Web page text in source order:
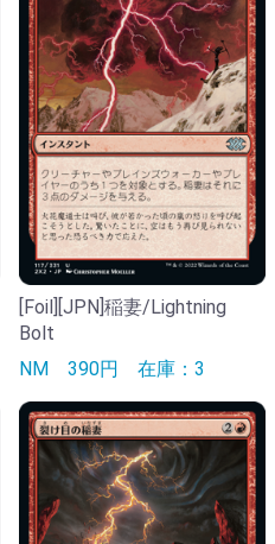
[Foil][JPN]稲妻/Lightning
Bolt
NM 390円 在庫：3